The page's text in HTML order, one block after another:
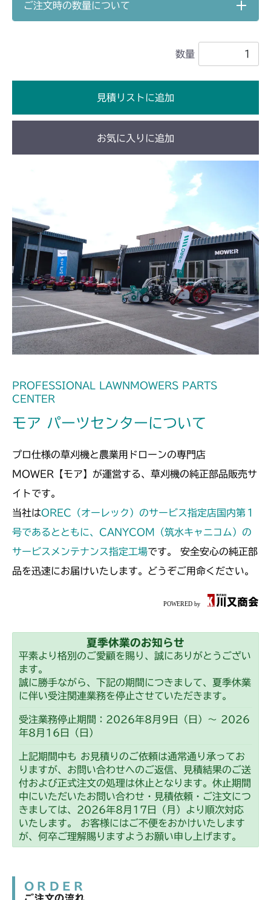
ご注文時の数量について
数量
見積リストに追加
お気に入りに追加
PROFESSIONAL LAWNMOWERS PARTS
CENTER
モア パーツセンターについて
プロ仕様の草刈機と農業用ドローンの専門店
MOWER【モア】が運営する、草刈機の純正部品販売サ
イトです。
当社はOREC（オーレック）のサービス指定店国内第１
号であるとともに、CANYCOM（筑水キャニコム）の
サービスメンテナンス指定工場です。 安全安心の純正部
品を迅速にお届けいたします。どうぞご用命ください。
夏季休業のお知らせ
平素より格別のご愛顧を賜り、誠にありがとうござい
ます。
誠に勝手ながら、下記の期間につきまして、夏季休業
に伴い受注関連業務を停止させていただきます。
受注業務停止期間：2026年8月9日（日）～ 2026
年8月16日（日）
上記期間中も お見積りのご依頼は通常通り承ってお
りますが、お問い合わせへのご返信、見積結果のご送
付および正式注文の処理は休止となります。休止期間
中にいただいたお問い合わせ・見積依頼・ご注文につ
きましては、2026年8月17日（月）より順次対応
いたします。 お客様にはご不便をおかけいたします
が、何卒ご理解賜りますようお願い申し上げます。
ORDER